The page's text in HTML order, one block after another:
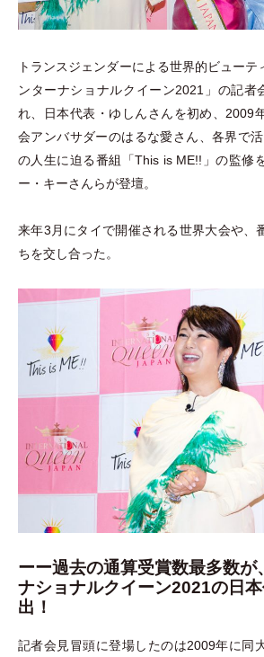
トランスジェンダーによる世界的ビューテ
ンターナショナルクイーン2021 」 の記者
れ、日本代表 ・ ゆしんさんを初め、2009
会アンバサダーのはるな愛さん、各界で
の人生に迫る番組
「This is ME!! 」の監修
ー ・ キーさんらが登壇。
来年3月にタイで開催される世界大会や、
ちを交し合った。
ーー過去の通算受賞数最多数が
ナショナルクイーン2021の日
出！
記者会見冒頭に登場したのは2009年に同